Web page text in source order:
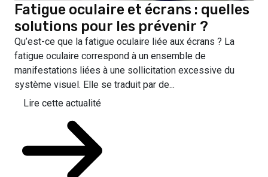
Fatigue oculaire et écrans : quelles
solutions pour les prévenir ?
Qu’est-ce que la fatigue oculaire liée aux écrans ? La
fatigue oculaire correspond à un ensemble de
manifestations liées à une sollicitation excessive du
système visuel. Elle se traduit par de...
Lire cette actualité